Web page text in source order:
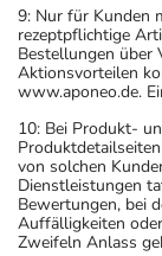
9: Nur für Kunden
rezeptpflichtige
Bestellungen über
Aktionsvorteilen
www.aponeo.de.
10: Bei Produkt-
von solchen
Dienstleistungen
Bewertungen, bei
Auffälligkeiten
Zweifeln Anlass